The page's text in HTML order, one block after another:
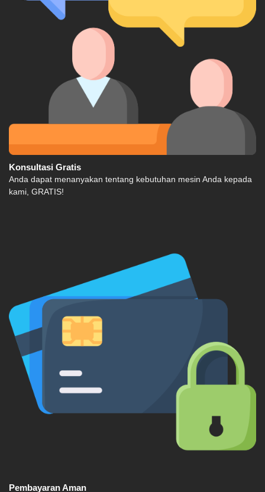
Konsultasi Gratis
Anda dapat menanyakan tentang kebutuhan mesin Anda kepada
kami, GRATIS!
Pembayaran Aman